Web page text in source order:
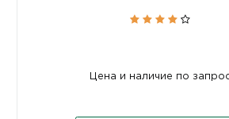
Цена и наличие по